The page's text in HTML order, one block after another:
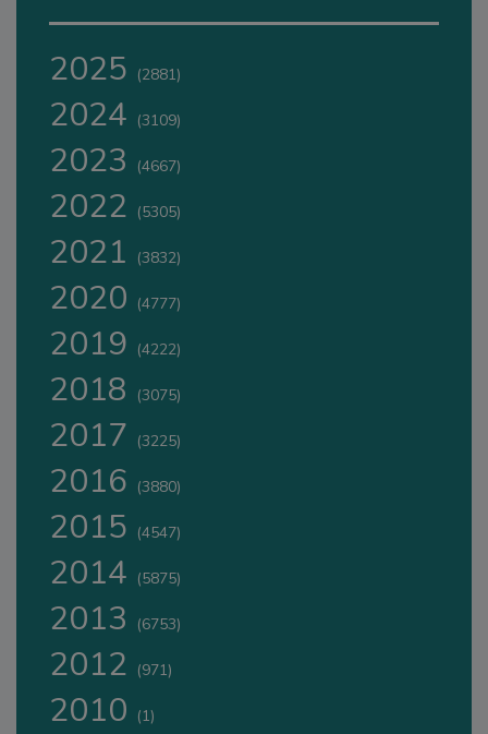
2025 (2881)
2024 (3109)
2023 (4667)
2022 (5305)
2021 (3832)
2020 (4777)
2019 (4222)
2018 (3075)
2017 (3225)
2016 (3880)
2015 (4547)
2014 (5875)
2013 (6753)
2012 (971)
2010 (1)